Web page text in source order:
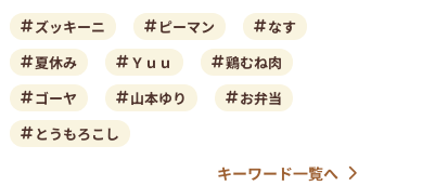
ズッキーニ ピーマン
なす
夏休み
Ｙｕｕ
鶏むね肉
ゴーヤ
山本ゆり
お弁当
とうもろこし
キーワード一覧へ